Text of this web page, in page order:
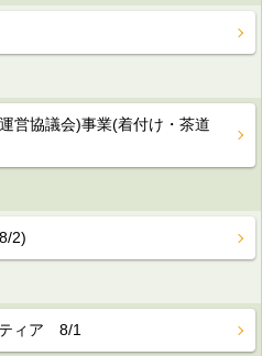
営協議会)事業(着付け・茶道
2)
ィア 8/1